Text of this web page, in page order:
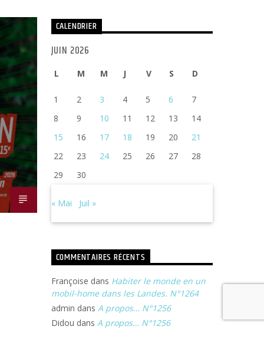
CALENDRIER
JUIN 2026
L M M J V S D
1 2 3 4 5 6
7
8
9 10 11 12 13
14
15
16 17 18 19 20
21
22
23 24 25 26 27
28
29
30
« Mai Juil »
COMMENTAIRES RÉCENTS
Françoise dans Habiter le monde en un
mobil-home dans les Landes. N°1264
admin dans A propos… N°1256
Didou dans A propos… N°1256